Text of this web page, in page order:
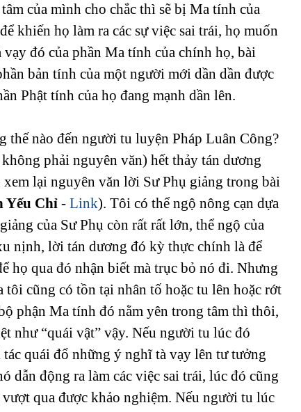
của mình cho chắc thì sẽ bị Ma tính của
khiến họ làm ra các sự việc sai trái, họ muốn
đó của phần Ma tính của chính họ, bài
bản tính của một người mới dần dần được
Phật tính của họ đang mạnh dần lên.
thế nào đến người tu luyện Pháp Luân Công?
phải nguyên văn) hết thảy tán dương
lại nguyên văn lời Sư Phụ giảng trong bài
Yếu Chỉ - Link). Tôi có thể ngộ nông cạn dựa
của Sư Phụ còn rất rất lớn, thể ngộ của
nịnh, lời tán dương đó kỳ thực chính là để
họ qua đó nhận biết mà trục bỏ nó đi. Nhưng
cũng có tồn tại nhân tố hoặc tu lên hoặc rớt
phận Ma tính đó nằm yên trong tâm thì thôi,
như “quái vật” vậy. Nếu người tu lúc đó
quái đổ những ý nghĩ tà vạy lên tư tưởng
dẫn động ra làm các việc sai trái, lúc đó cũng
qua được khảo nghiệm. Nếu người tu lúc